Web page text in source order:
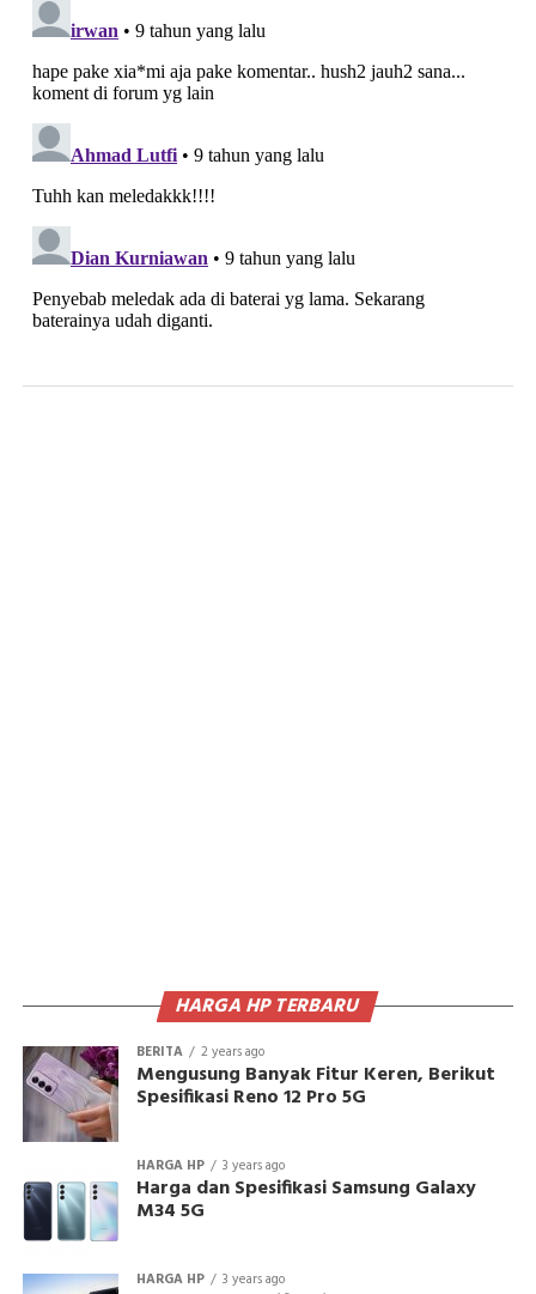
HARGA HP TERBARU
BERITA 2 years ago
Mengusung Banyak Fitur Keren, Berikut
Spesifikasi Reno 12 Pro 5G
HARGA HP 3 years ago
Harga dan Spesifikasi Samsung Galaxy
M34 5G
HARGA HP 3 years ago